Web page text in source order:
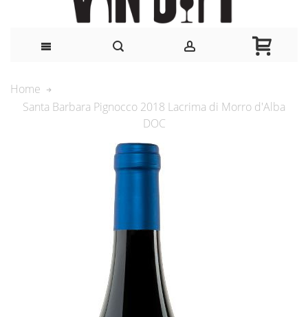
Home
Santa Barbara Pignocco 2018 Lacrima di Morro d'Alba
DOC